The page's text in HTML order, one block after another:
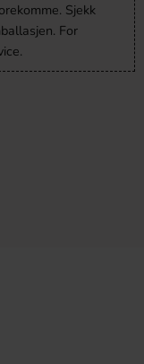
Sjekk
For